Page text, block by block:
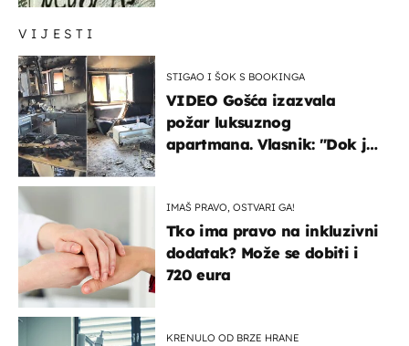
VIJESTI
STIGAO I ŠOK S BOOKINGA
VIDEO Gošća izazvala
požar luksuznog
apartmana. Vlasnik: "Dok je
IMAŠ PRAVO, OSTVARI GA!
Tko ima pravo na inkluzivni
dodatak? Može se dobiti i
720 eura
KRENULO OD BRZE HRANE